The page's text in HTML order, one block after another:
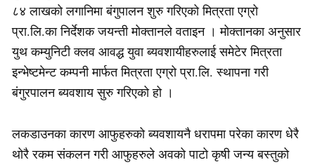
८४ लाखको लगानिमा बंगुपालन शुरु गरिएको मित्रता एग्रो
प्रा.लि.का निर्देशक जयन्ती मोक्तानले वताइन । मोक्तानका अनुसार
युथ कम्युनिटी क्लव आवद्ध युवा ब्यवशायीहरुलाई समेटेर मित्रता
इन्भेष्टमेन्ट कम्पनी मार्फत मित्रता एग्रो प्रा.लि. स्थापना गरी
बंगुरपालन ब्यवशाय सुरु गरिएको हो ।
लकडाउनका कारण आफुहरुको ब्यवशायनै धरापमा परेका कारण धेरै
थोरै रकम संकलन गरी आफुहरुले अवको पाटो कृषी जन्य बस्तुको